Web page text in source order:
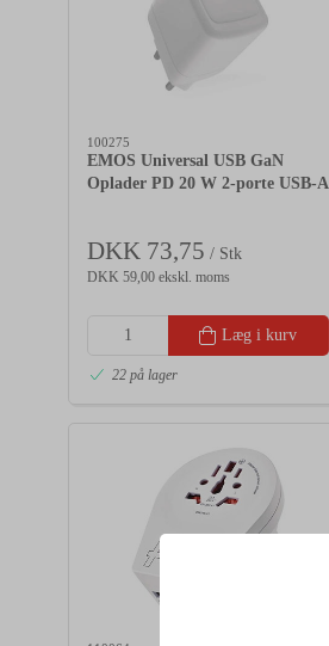
100275
EMOS Universal USB GaN
Oplader PD 20 W 2-porte USB-A
DKK 73,75 / Stk
DKK 59,00 ekskl. moms
Læg i kurv
22 på lager